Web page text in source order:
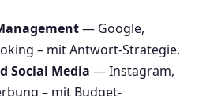
— Google,
– mit Antwort-Strategie.
Social Media — Instagram,
– mit Budget-